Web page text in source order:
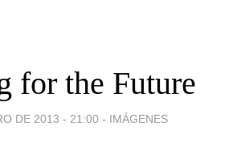
for the Future
DE 2013 - 21:00 - IMÁGENES